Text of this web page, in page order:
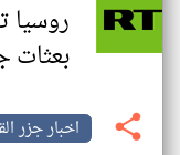
روسيا
بعثات
اخبار جزر